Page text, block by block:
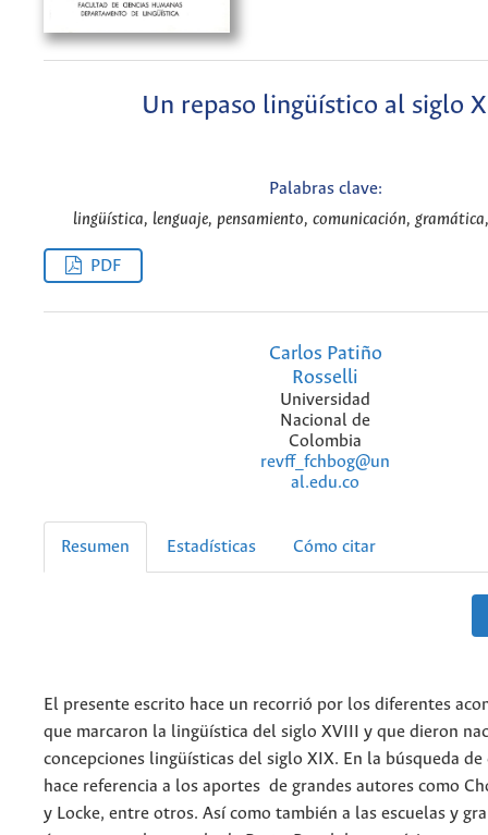
Un repaso lingüístico al siglo
Palabras clave:
lingüística, lenguaje, pensamiento, comunicación,
PDF
Carlos Patiño
Rosselli
Universidad
Nacional de
Colombia
revff_fchbog@un
al.edu.co
Resumen Estadísticas Cómo citar
El presente escrito hace un recorrió por los diferentes
que marcaron la lingüística del siglo XVIII y que dieron
concepciones lingüísticas del siglo XIX. En la búsqueda de
hace referencia a los aportes de grandes autores como
y Locke, entre otros. Así como también a las escuelas y